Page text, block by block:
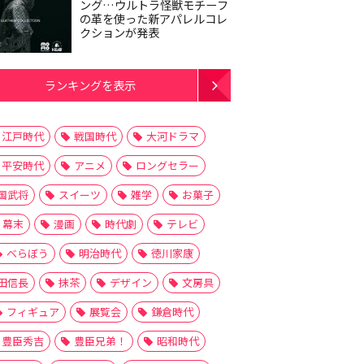
ング…ウルトラ怪獣モチーフ
の革を使った新アパレルコレ
クションが発表
ランキングを表示
江戸時代 戦国時代
大河ドラマ
平安時代
アニメ
ロングセラー
武将
スイーツ 雑学
お菓子
幕末
漫画 時代劇
テレビ
べらぼう
明治時代
徳川家康
信長
抹茶 デザイン
文房具
フィギュア
展覧会
鎌倉時代
豊臣秀吉
豊臣兄弟！
昭和時代